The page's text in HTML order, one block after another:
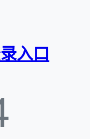
入口